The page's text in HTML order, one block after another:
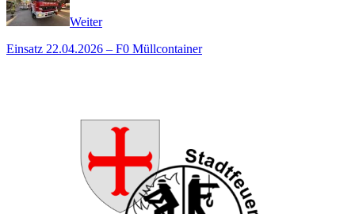
Weiter
Einsatz 22.04.2026 – F0 Müllcontainer